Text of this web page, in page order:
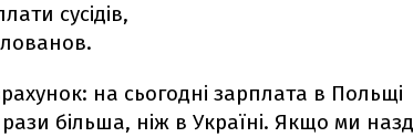
сусідів,
на сьогодні зарплата в Польщі
більша, ніж в Україні. Якщо ми